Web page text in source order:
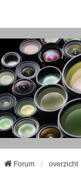
Forum overzicht